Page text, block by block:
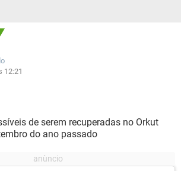
12:21
de serem recuperadas no Orkut
do ano passado